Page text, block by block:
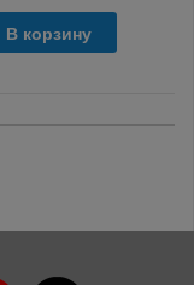
В корзину